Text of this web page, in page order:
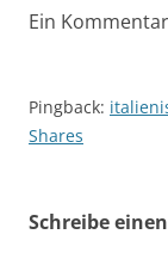
Ein
Pingback:
Shares
Schreibe